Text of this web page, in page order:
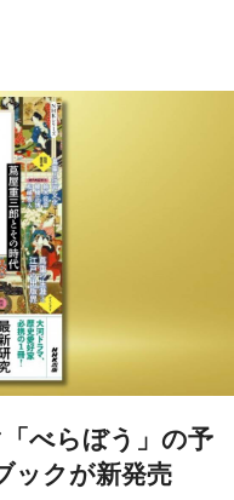
べらぼう」の予
ックが新発売